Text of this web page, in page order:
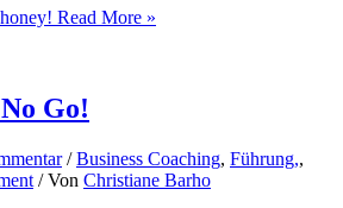
Read More »
Go!
/Business Coaching, Führung,,
/ Von Christiane Barho